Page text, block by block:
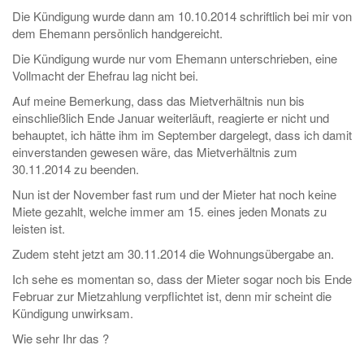
Die Kündigung wurde dann am 10.10.2014 schriftlich bei mir von
dem Ehemann persönlich handgereicht.
Die Kündigung wurde nur vom Ehemann unterschrieben, eine
Vollmacht der Ehefrau lag nicht bei.
Auf meine Bemerkung, dass das Mietverhältnis nun bis
einschließlich Ende Januar weiterläuft, reagierte er nicht und
behauptet, ich hätte ihm im September dargelegt, dass ich damit
einverstanden gewesen wäre, das Mietverhältnis zum
30.11.2014 zu beenden.
Nun ist der November fast rum und der Mieter hat noch keine
Miete gezahlt, welche immer am 15. eines jeden Monats zu
leisten ist.
Zudem steht jetzt am 30.11.2014 die Wohnungsübergabe an.
Ich sehe es momentan so, dass der Mieter sogar noch bis Ende
Februar zur Mietzahlung verpflichtet ist, denn mir scheint die
Kündigung unwirksam.
Wie sehr Ihr das ?